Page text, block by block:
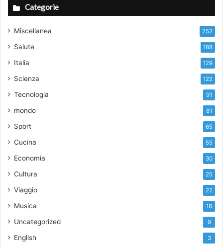
Categorie
Miscellanea 252
Salute 188
Italia 129
Scienza 122
Tecnologia 91
mondo 81
Sport 65
Cucina 55
Economia 30
Cultura 25
Viaggio 22
Musica 18
Uncategorized 9
English 3